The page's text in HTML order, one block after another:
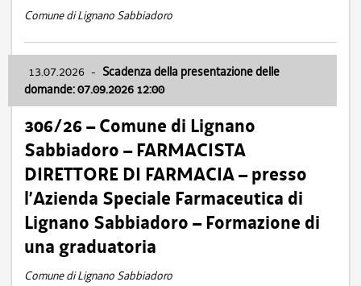
Comune di Lignano Sabbiadoro
13.07.2026 - Scadenza della presentazione delle
domande: 07.09.2026 12:00
306/26 – Comune di Lignano
Sabbiadoro – FARMACISTA
DIRETTORE DI FARMACIA – presso
l’Azienda Speciale Farmaceutica di
Lignano Sabbiadoro – Formazione di
una graduatoria
Comune di Lignano Sabbiadoro